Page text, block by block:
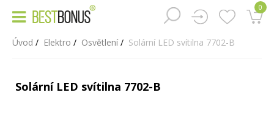
0
Úvod Elektro Osvětlení Solární LED svítilna 7702-B
Solární LED svítilna 7702-B